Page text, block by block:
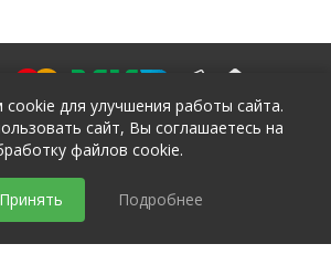
конфиденциальности
для улучшения работы сайта.
сайт, Вы соглашаетесь на
файлов cookie.
Принять Подробнее